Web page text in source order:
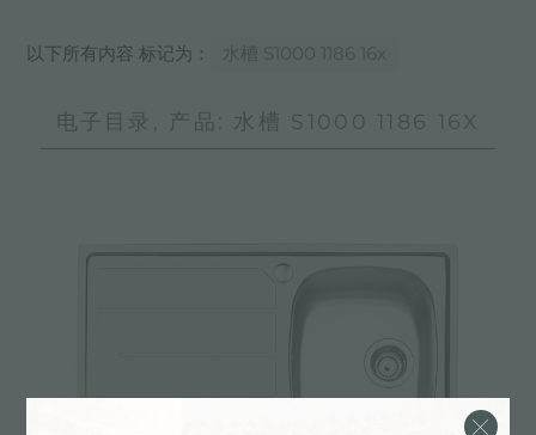
以下所有内容 标记为： 水槽 S1000 1186 16x
电子目录, 产品: 水槽 S1000 1186 16X